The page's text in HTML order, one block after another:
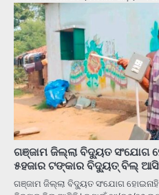
ଗଞ୍ଜାମ ଜିଲ୍ଲା ବିଦ୍ୟୁତ ସଂଯୋଗ
୫ହଜାର ଟଙ୍କାର ବିଦ୍ୟୁତ୍ ବିଲ୍
ଗଞ୍ଜାମ ଜିଲ୍ଲା ବିଦ୍ୟୁତ ସଂଯୋଗ